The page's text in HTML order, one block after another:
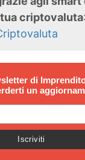
criptovaluta:
di
un